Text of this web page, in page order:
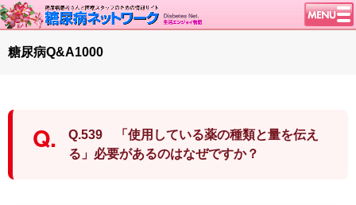
トップページ
糖尿病のきほん
特集・連載
糖尿病Q&A1000
Q.539 「使用している薬の種類と量を伝え
る」必要があるのはなぜですか？